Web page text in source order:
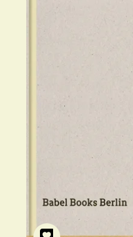
För bibliotek